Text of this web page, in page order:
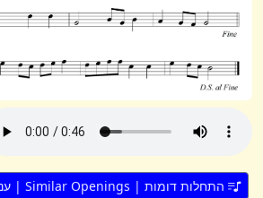
התחלות דומות | Similar Openings | ענלעכע אָנהייבן